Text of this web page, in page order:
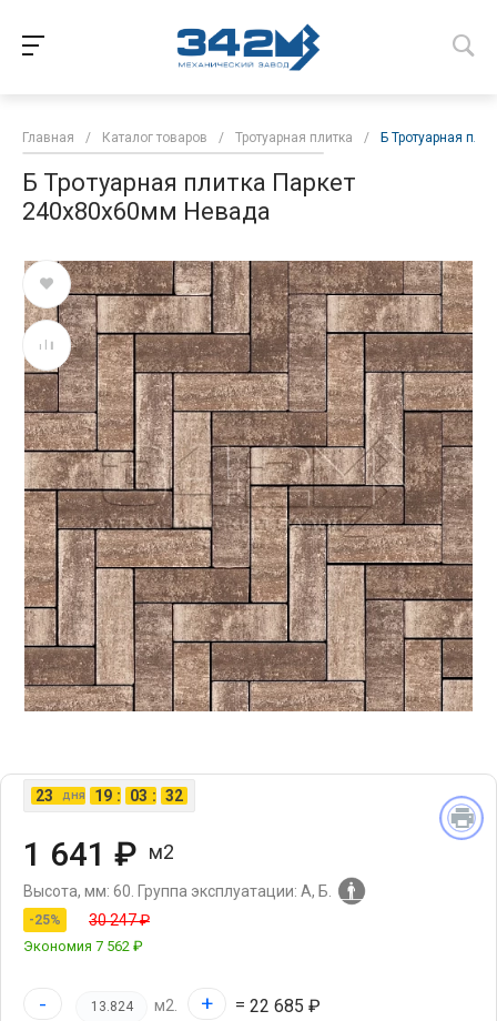
Главная / Каталог товаров / Тротуарная плитка / Б Тротуарная
Б Тротуарная плитка Паркет
240x80x60мм Невада
23 дня 19 : 03 : 31
1 641 ₽ м2
Высота, мм: 60. Группа эксплуатации: А, Б.
-25% 30 247 ₽
Экономия 7 562 ₽
- м2. + = 22 685 ₽